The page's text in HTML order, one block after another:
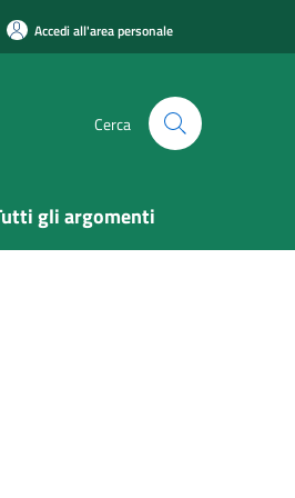
Accedi all'area personale
Cerca
gli argomenti